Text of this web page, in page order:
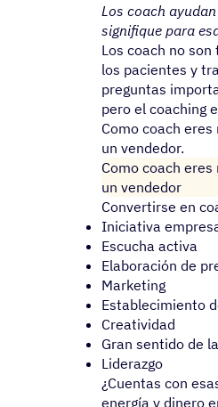
Los coach
signifique para
Los coach no
los pacientes y
preguntas
pero el coaching
Como coach
un vendedor.
Como coach
un vendedor
Convertirse en
Iniciativa
Escucha activa
Elaboración de
Marketing
Establecimiento
Creatividad
Gran sentido de
Liderazgo
¿Cuentas con
energía y dinero